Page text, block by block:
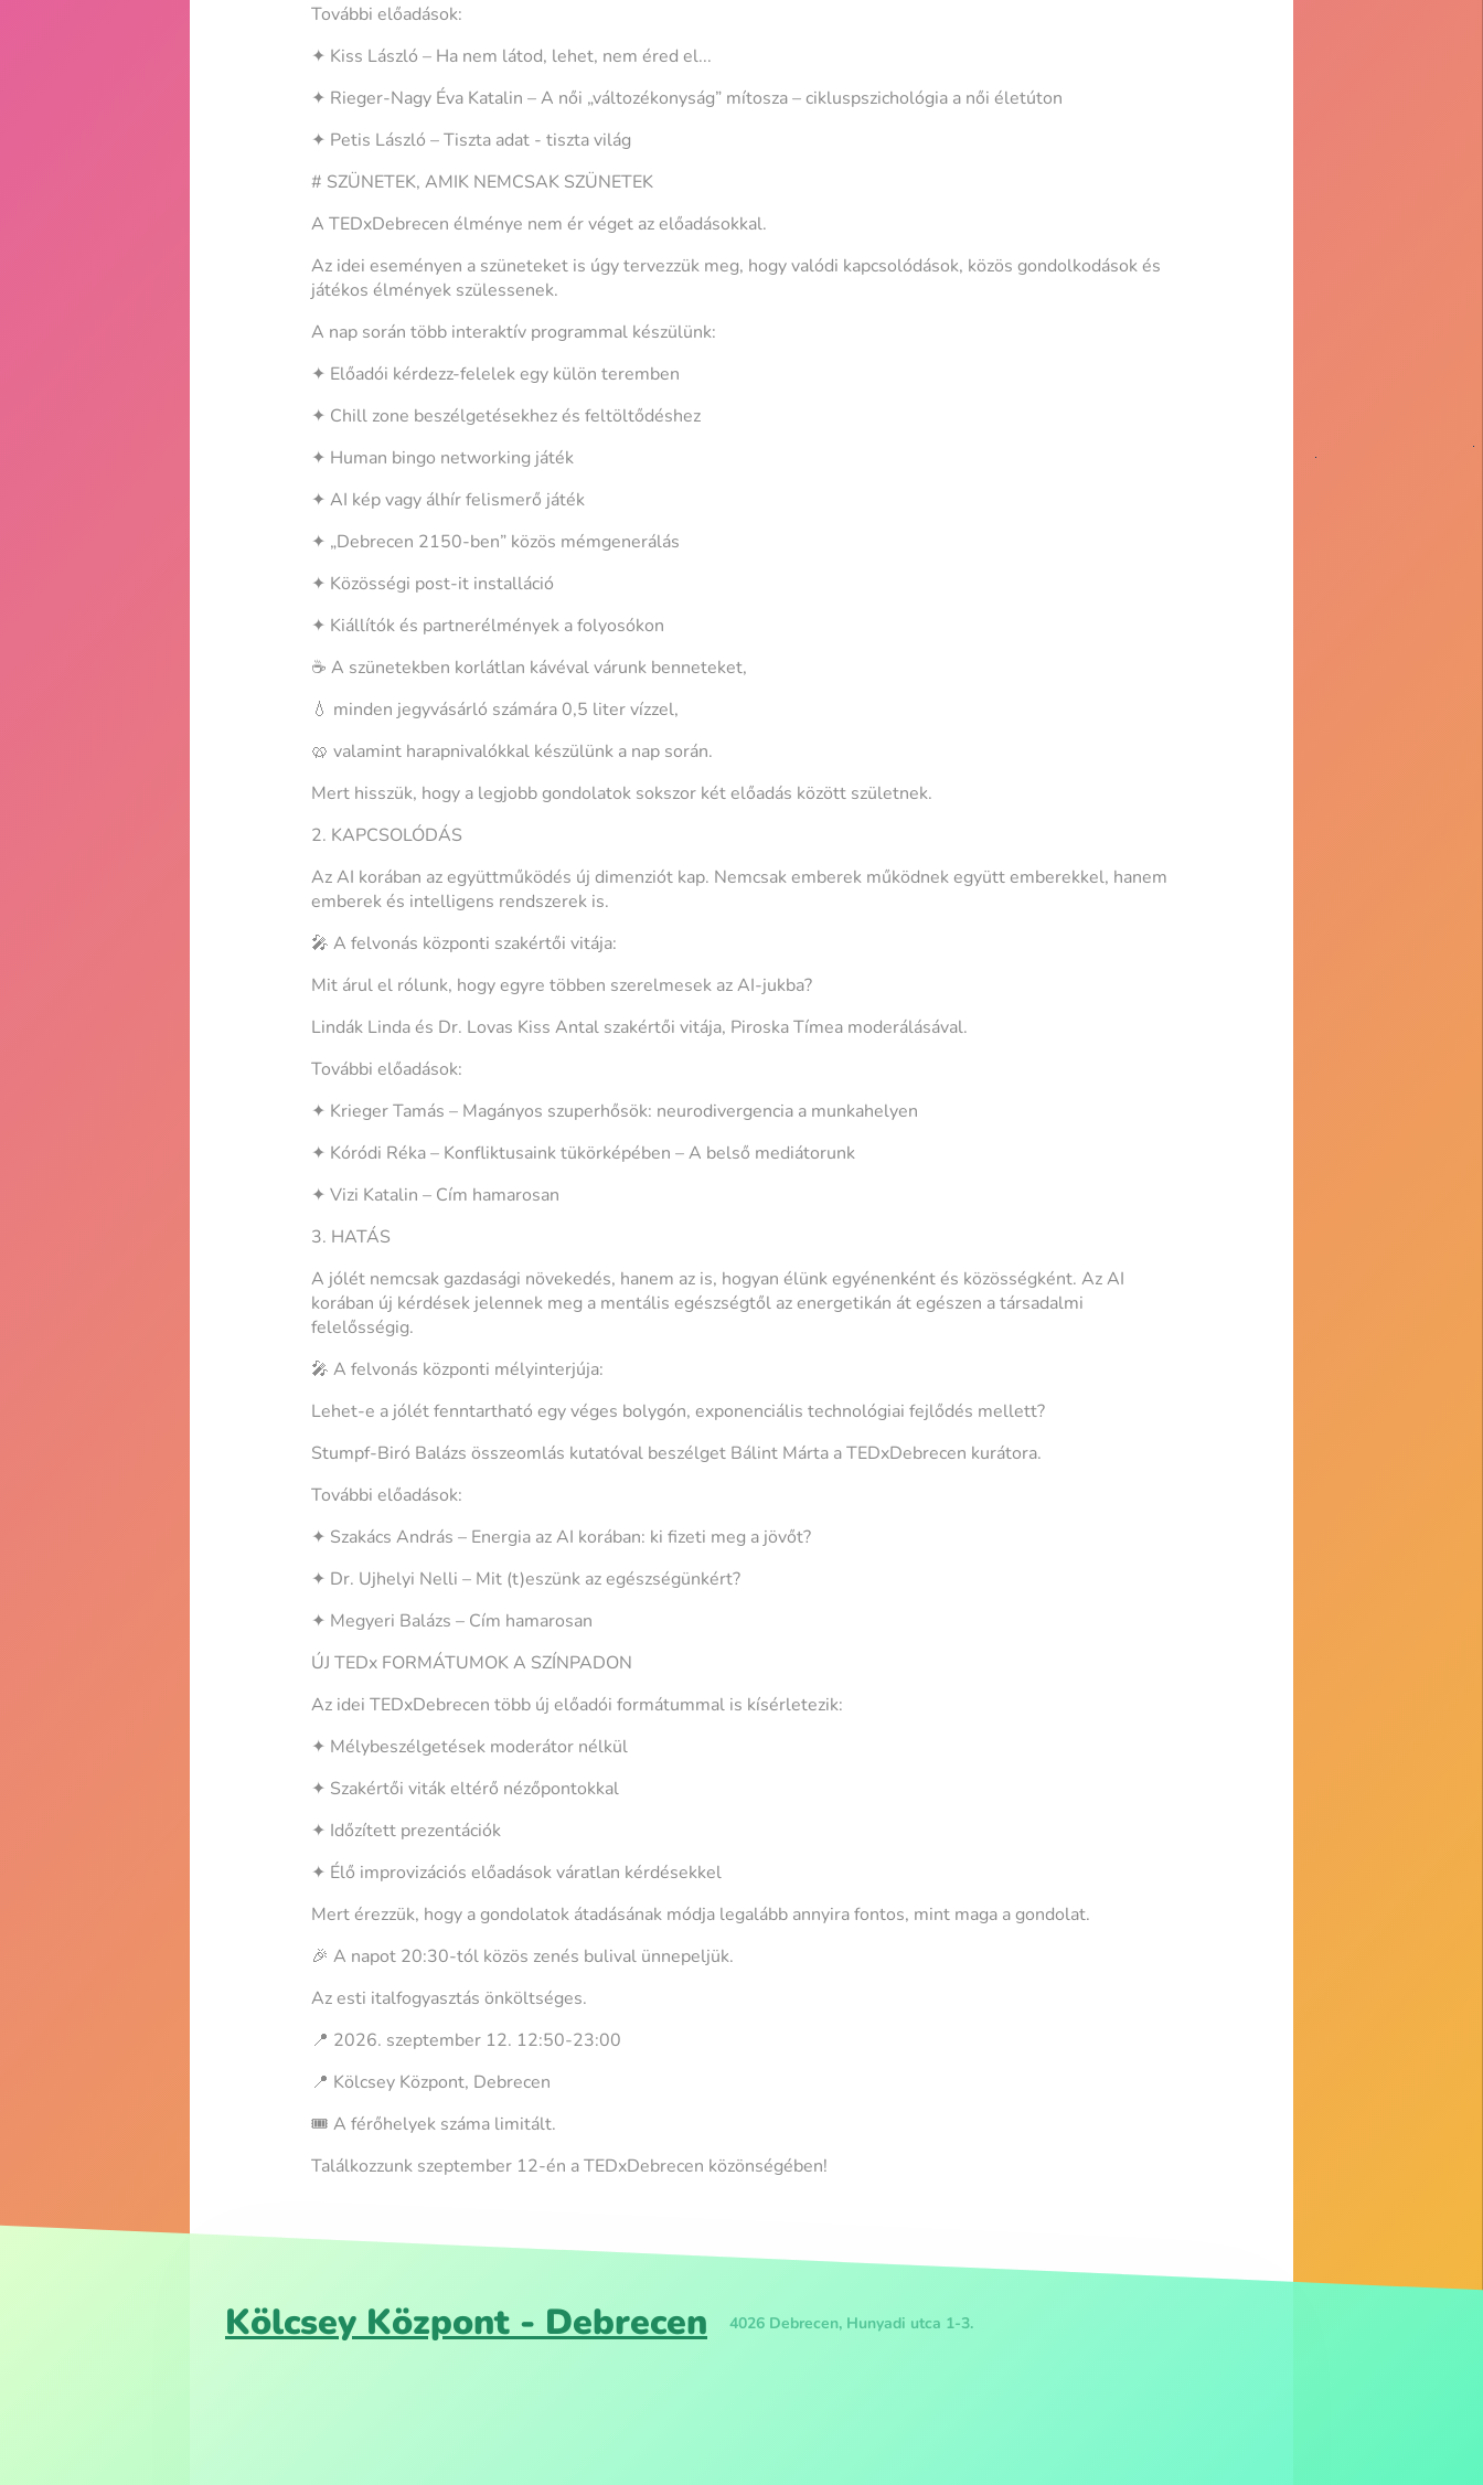
További előadások:
✦ Kiss László – Ha nem látod, lehet, nem éred el...
✦ Rieger-Nagy Éva Katalin – A női „változékonyság” mítosza – cikluspszichológia a női életúton
✦ Petis László – Tiszta adat - tiszta világ
# SZÜNETEK, AMIK NEMCSAK SZÜNETEK
A TEDxDebrecen élménye nem ér véget az előadásokkal.
Az idei eseményen a szüneteket is úgy tervezzük meg, hogy valódi kapcsolódások, közös gondolkodások és
játékos élmények szülessenek.
A nap során több interaktív programmal készülünk:
✦ Előadói kérdezz-felelek egy külön teremben
✦ Chill zone beszélgetésekhez és feltöltődéshez
✦ Human bingo networking játék
✦ AI kép vagy álhír felismerő játék
✦ „Debrecen 2150-ben” közös mémgenerálás
✦ Közösségi post-it installáció
✦ Kiállítók és partnerélmények a folyosókon
☕ A szünetekben korlátlan kávéval várunk benneteket,
💧 minden jegyvásárló számára 0,5 liter vízzel,
🥨 valamint harapnivalókkal készülünk a nap során.
Mert hisszük, hogy a legjobb gondolatok sokszor két előadás között születnek.
2. KAPCSOLÓDÁS
Az AI korában az együttműködés új dimenziót kap. Nemcsak emberek működnek együtt emberekkel, hanem
emberek és intelligens rendszerek is.
🎤 A felvonás központi szakértői vitája:
Mit árul el rólunk, hogy egyre többen szerelmesek az AI-jukba?
Lindák Linda és Dr. Lovas Kiss Antal szakértői vitája, Piroska Tímea moderálásával.
További előadások:
✦ Krieger Tamás – Magányos szuperhősök: neurodivergencia a munkahelyen
✦ Kóródi Réka – Konfliktusaink tükörképében – A belső mediátorunk
✦ Vizi Katalin – Cím hamarosan
3. HATÁS
A jólét nemcsak gazdasági növekedés, hanem az is, hogyan élünk egyénenként és közösségként. Az AI
korában új kérdések jelennek meg a mentális egészségtől az energetikán át egészen a társadalmi
felelősségig.
🎤 A felvonás központi mélyinterjúja:
Lehet-e a jólét fenntartható egy véges bolygón, exponenciális technológiai fejlődés mellett?
Stumpf-Biró Balázs összeomlás kutatóval beszélget Bálint Márta a TEDxDebrecen kurátora.
További előadások:
✦ Szakács András – Energia az AI korában: ki fizeti meg a jövőt?
✦ Dr. Ujhelyi Nelli – Mit (t)eszünk az egészségünkért?
✦ Megyeri Balázs – Cím hamarosan
ÚJ TEDx FORMÁTUMOK A SZÍNPADON
Az idei TEDxDebrecen több új előadói formátummal is kísérletezik:
✦ Mélybeszélgetések moderátor nélkül
✦ Szakértői viták eltérő nézőpontokkal
✦ Időzített prezentációk
✦ Élő improvizációs előadások váratlan kérdésekkel
Mert érezzük, hogy a gondolatok átadásának módja legalább annyira fontos, mint maga a gondolat.
🎉 A napot 20:30-tól közös zenés bulival ünnepeljük.
Az esti italfogyasztás önköltséges.
📍 2026. szeptember 12. 12:50-23:00
📍 Kölcsey Központ, Debrecen
🎟️ A férőhelyek száma limitált.
Találkozzunk szeptember 12-én a TEDxDebrecen közönségében!
Kölcsey Központ - Debrecen 4026 Debrecen, Hunyadi utca 1-3.